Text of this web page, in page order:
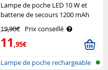
Lampe de poche LED 10 W et
batterie de secours 1200 mAh
TRC-100.pb KryoLights
19,90€ Prix conseillé
11,95€
Lampe de poche rechargeable